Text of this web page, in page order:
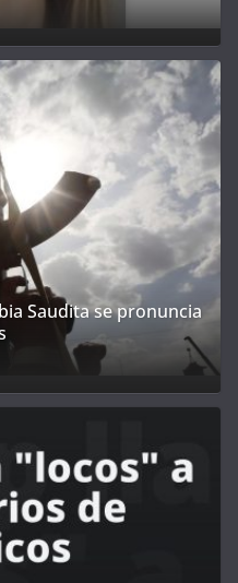
Saudita se pronuncia